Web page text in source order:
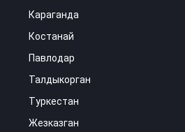
Караганда
Костанай
Павлодар
Талдыкорган
Туркестан
Жезказган